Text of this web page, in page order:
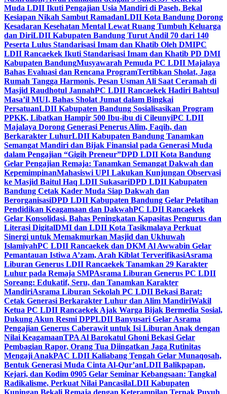
Muda LDII Ikuti Pengajian Usia Mandiri di Paseh, Bekal
Kesiapan Nikah Sambut RamadanLDII Kota Bandung Dorong
Kesadaran Kesehatan Mental Lewat Ruang Tumbuh Keluarga
dan DiriLDII Kabupaten Bandung Turut Andil 70 dari 140
Peserta Lulus Standarisasi Imam dan Khatib Oleh DMIPC
LDII Rancaekek Ikuti Standarisasi Imam dan Khatib PD DMI
Kabupaten BandungMusyawarah Pemuda PC LDII Majalaya
Bahas Evaluasi dan Rencana ProgramTertibkan Sholat, Jaga
Rumah Tangga Harmonis, Pesan Usman Ali Saat Ceramah di
Masjid Raudhotul JannahPC LDII Rancaekek Hadiri Bahtsul
Masa’il MUI, Bahas Sholat Jumat dalam Bingkai
PersatuanLDII Kabupaten Bandung Sosialisasikan Program
PPKK, Libatkan Hampir 500 Ibu-ibu di CileunyiPC LDII
Majalaya Dorong Generasi Penerus Alim, Faqih, dan
Berkarakter LuhurLDII Kabupaten Bandung Tanamkan
Semangat Mandiri dan Bijak Finansial pada Generasi Muda
dalam Pengajian “Gigih Preneur”DPD LDII Kota Bandung
Gelar Pengajian Remaja: Tanamkan Semangat Dakwah dan
KepemimpinanMahasiswi UPI Lakukan Kunjungan Observasi
ke Masjid Baitul Haq LDII SukasariDPD LDII Kabupaten
Bandung Cetak Kader Muda Siap Dakwah dan
BerorganisasiDPD LDII Kabupaten Bandung Gelar Pelatihan
Pendidikan Keagamaan dan DakwahPC LDII Rancaekek
Gelar Konsolidasi, Bahas Peningkatan Kapasitas Pengurus dan
Literasi DigitalDMI dan LDII Kota Tasikmalaya Perkuat
Sinergi untuk Memakmurkan Masjid dan Ukhuwah
IslamiyahPC LDII Rancaekek dan DKM Al Awwabin Gelar
Pemantauan Istiwa A’zam, Arah Kiblat TerverifikasiAsrama
Liburan Generus LDII Rancaekek Tanamkan 29 Karakter
Luhur pada Remaja SMPAsrama Liburan Generus PC LDII
Soreang: Edukatif, Seru, dan Tanamkan Karakter
MandiriAsrama Liburan Sekolah PC LDII Bekasi Barat:
Cetak Generasi Berkarakter Luhur dan Alim MandiriWakil
Ketua PC LDII Rancaekek Ajak Warga Bijak Bermedia Sosial,
Dukung Akun Resmi DPPLDII Banyusari Gelar Asrama
Pengajian Generus Caberawit untuk Isi Liburan Anak dengan
Nilai KeagamaanTPA Al Barokatul Ghoni Bekasi Gelar
Pembagian Rapor, Orang Tua Diingatkan Jaga Rutinitas
Mengaji AnakPAC LDII Kaliabang Tengah Gelar Munaqosah,
Bentuk Generasi Muda Cinta Al-Qur’anLDII Balikpapan,
Kejari, dan Kodim 0905 Gelar Seminar Kebangsaan: Tangkal
Radikalisme, Perkuat Nilai PancasilaLDII Kabupaten